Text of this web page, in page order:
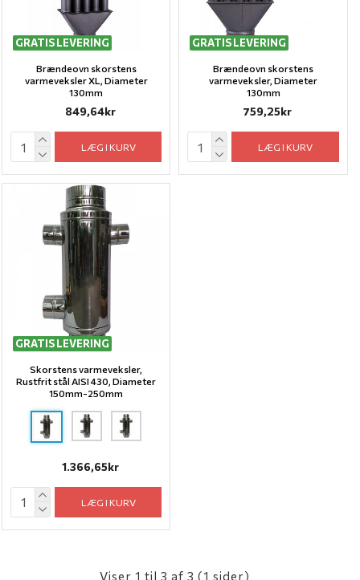
GRATIS LEVERING
Brændeovn skorstens
varmeveksler XL, Diameter
130mm
849,64kr
LÆG I KURV
GRATIS LEVERING
Brændeovn skorstens
varmeveksler, Diameter
130mm
759,25kr
LÆG I KURV
GRATIS LEVERING
Skorstens varmeveksler,
Rustfrit stål AISI 430, Diameter
150mm-250mm
1.366,65kr
LÆG I KURV
Viser 1 til 3 af 3 (1 sider)